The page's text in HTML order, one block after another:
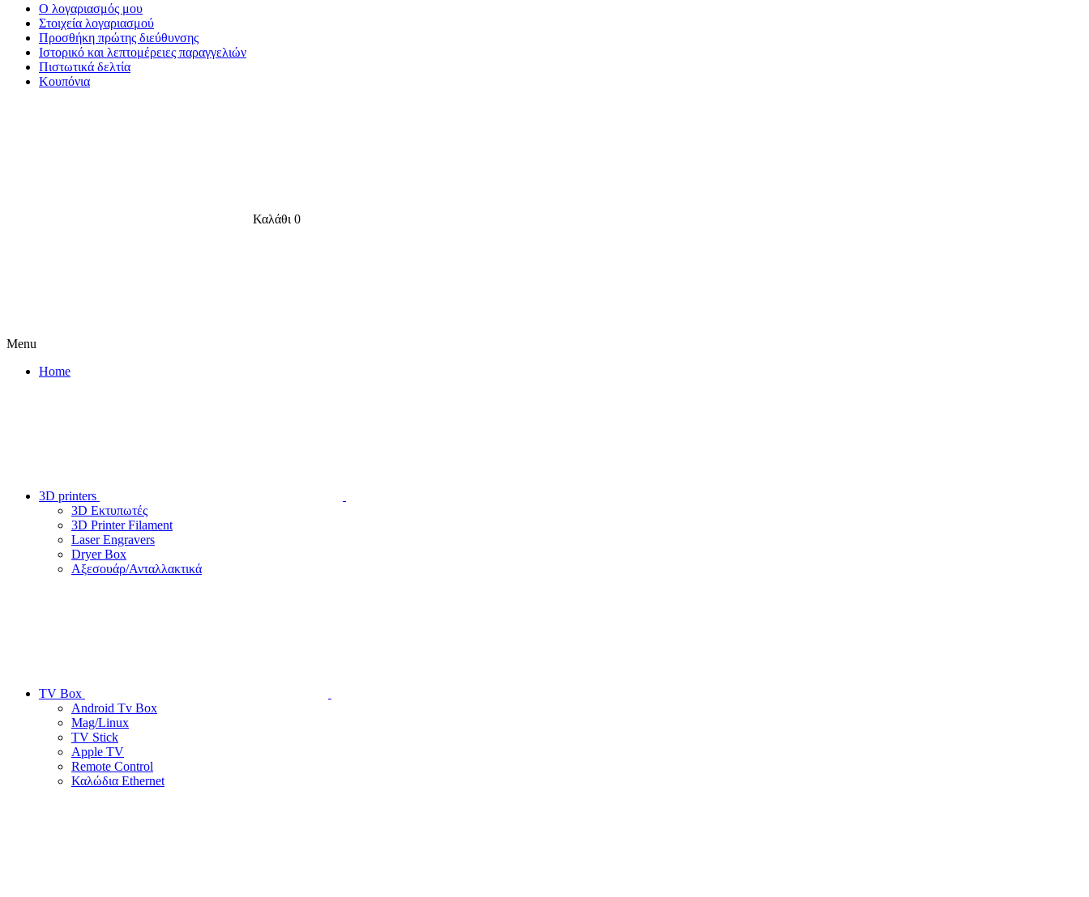
Ο λογαριασμός μου
Στοιχεία λογαριασμού
Προσθήκη πρώτης διεύθυνσης
Ιστορικό και λεπτομέρειες παραγγελιών
Πιστωτικά δελτία
Κουπόνια
Καλάθι 0
Menu
Home
3D printers
3D Εκτυπωτές
3D Printer Filament
Laser Engravers
Dryer Box
Αξεσουάρ/Ανταλλακτικά
TV Box
Android Tv Box
Mag/Linux
TV Stick
Apple TV
Remote Control
Καλώδια Ethernet